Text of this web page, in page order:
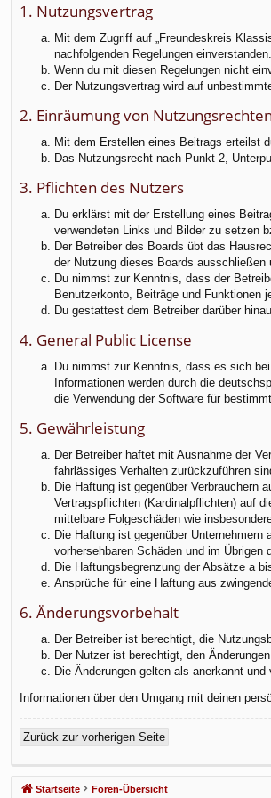
1. Nutzungsvertrag
Mit dem Zugriff auf „Freundeskreis
nachfolgenden Regelungen einverstanden.
Wenn du mit diesen Regelungen nicht
Der Nutzungsvertrag wird auf
2. Einräumung von Nutzungsrechten
Mit dem Erstellen eines Beitrags erteilst
Das Nutzungsrecht nach Punkt 2,
3. Pflichten des Nutzers
Du erklärst mit der Erstellung eines
verwendeten Links und Bilder zu setzen
Der Betreiber des Boards übt das
der Nutzung dieses Boards ausschließen
Du nimmst zur Kenntnis, dass der
Benutzerkonto, Beiträge und Funktionen
Du gestattest dem Betreiber darüber
4. General Public License
Du nimmst zur Kenntnis, dass es sich
Informationen werden durch die
die Verwendung der Software für
5. Gewährleistung
Der Betreiber haftet mit Ausnahme der
fahrlässiges Verhalten zurückzuführen
Die Haftung ist gegenüber Verbrauchern
Vertragspflichten (Kardinalpflichten) auf
mittelbare Folgeschäden wie
Die Haftung ist gegenüber
vorhersehbaren Schäden und im
Die Haftungsbegrenzung der Absätze a
Ansprüche für eine Haftung aus
6. Änderungsvorbehalt
Der Betreiber ist berechtigt, die
Der Nutzer ist berechtigt, den
Die Änderungen gelten als anerkannt
Informationen über den Umgang mit deinen
Zurück zur vorherigen Seite
Startseite Foren-Übersicht